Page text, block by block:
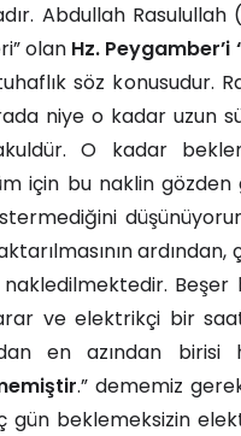
Abdullah
olan Hz. Peygamber’i
söz konusudur.
niye o kadar uzun
O kadar
için bu naklin
ve elektrikçi bir
en azından birisi
.” dememiz
gün beklemeksizin